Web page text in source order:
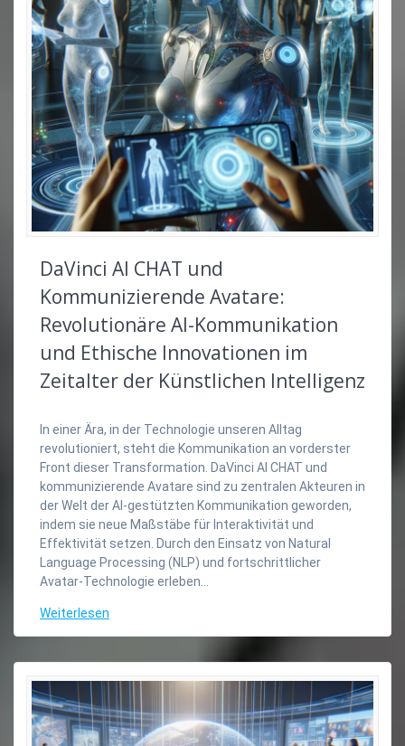
DaVinci AI CHAT und
Kommunizierende Avatare:
Revolutionäre AI-Kommunikation
und Ethische Innovationen im
Zeitalter der Künstlichen Intelligenz
In einer Ära, in der Technologie unseren Alltag
revolutioniert, steht die Kommunikation an vorderster
Front dieser Transformation. DaVinci AI CHAT und
kommunizierende Avatare sind zu zentralen Akteuren in
der Welt der AI-gestützten Kommunikation geworden,
indem sie neue Maßstäbe für Interaktivität und
Effektivität setzen. Durch den Einsatz von Natural
Language Processing (NLP) und fortschrittlicher
Avatar-Technologie erleben…
Weiterlesen